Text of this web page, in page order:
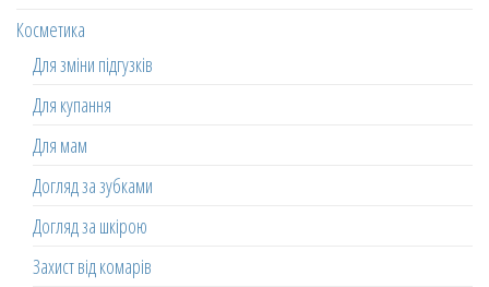
Косметика
Для зміни підгузків
Для купання
Для мам
Догляд за зубками
Догляд за шкірою
Захист від комарів